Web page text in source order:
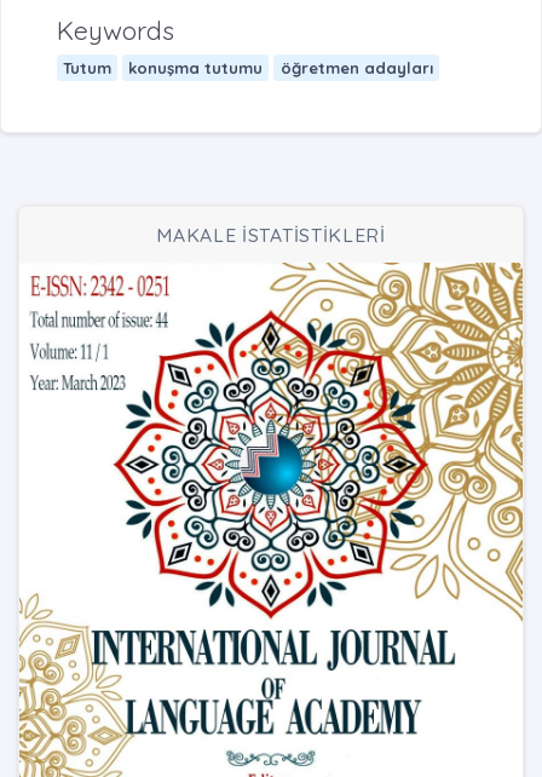
Keywords
Tutum konuşma tutumu öğretmen adayları
MAKALE İSTATİSTİKLERİ